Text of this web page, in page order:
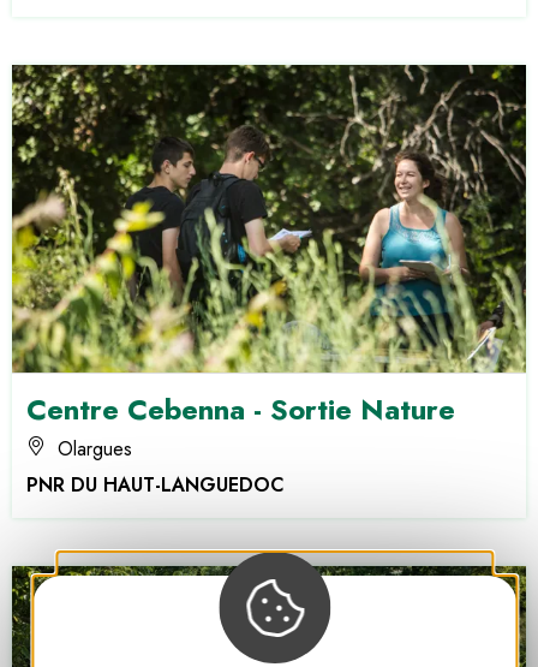
Centre Cebenna - Sortie Nature
Olargues
PNR DU HAUT-LANGUEDOC